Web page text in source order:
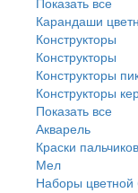
Карандаши
Конструкторы
Конструкторы
Конструкторы
Конструкторы
Показать все
Акварель
Краски
Мел
Наборы цветной